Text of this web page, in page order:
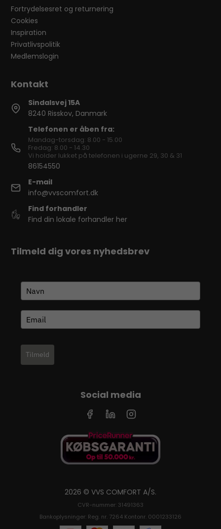
Fortrydelsesret og returnering
Cookies
Inspiration
Privatlivspolitik
Medlemslogin
Sindalsvej 15A
8240 Risskov, Danmark
Telefonen er åben fra:
Mandag-torsdag: 8.00 - 15.00
Fredag: 8.00 - 14.30
Vi holder lukket på telefonen i ugerne 29, 30 & 31
86154550
E-mail
info@vvscomfort.dk
Find forhandler
Find din lokale forhandler her
Tilmeld dig vores nyhedsbrev
Tilmeld
Social media
2026 © VVS COMFORT A/S.
CVR-nummer: 31491363
Bankoplysninger: Reg. nr. 7264 Kontonr. 0001233126